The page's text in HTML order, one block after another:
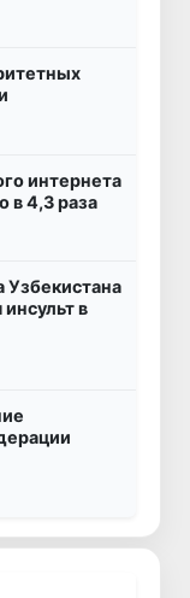
интернета
в 4,3 раза
Узбекистана
в